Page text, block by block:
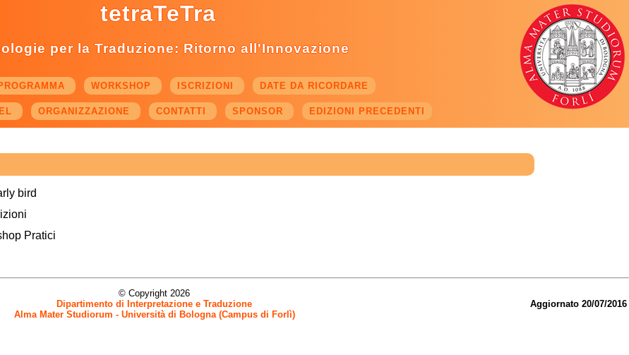
tetraTeTra
per la Traduzione: Ritorno all'Innovazione
PROGRAMMA WORKSHOP ISCRIZIONI DATE DA RICORDARE
ORGANIZZAZIONE CONTATTI SPONSOR EDIZIONI PRECEDENTI
bird
Pratici
© Copyright 2026
Dipartimento di Interpretazione e Traduzione
Alma Mater Studiorum - Università di Bologna (Campus di Forlì)
Aggiornato 20/07/2016